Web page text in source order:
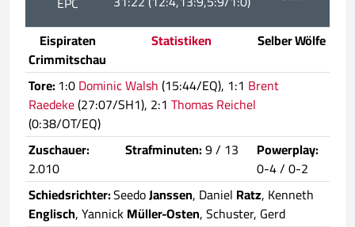
Eispiraten
Crimmitschau
Statistiken
Selber Wölfe
Tore:1:0Dominic Walsh(15:44/EQ), 1:1 Brent
Raedeke(27:07/SH1), 2:1 Thomas Reichel
(0:38/OT/EQ)
Zuschauer:
2.010
Strafminuten:9 / 13
Powerplay:
0-4 / 0-2
Schiedsrichter:SeedoJanssen, Daniel Ratz, Kenneth
Englisch, YannickMüller-Osten, Schuster, Gerd